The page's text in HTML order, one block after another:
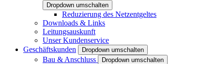
Dropdown umschalten
Reduzierung des Netzentgeltes
Downloads & Links
Leitungsauskunft
Unser Kundenservice
Geschäftskunden
Dropdown umschalten
Bau & Anschluss Dropdown umschalten